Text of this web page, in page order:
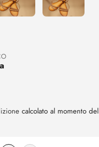
calcolato al momento del